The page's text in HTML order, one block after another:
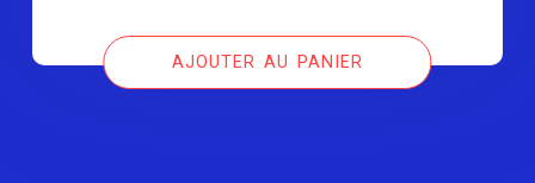
initial
actuel
est :
AJOUTER AU PANIER